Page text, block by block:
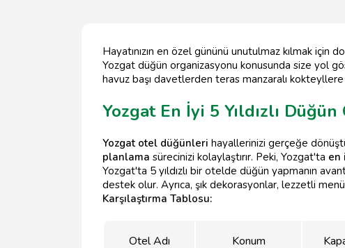
Hayatınızın en özel gününü unutulmaz kılmak
Yozgat düğün organizasyonu konusunda size yol
havuz başı davetlerden teras manzaralı
Yozgat En İyi 5 Yıldızlı
Yozgat otel düğünleri hayallerinizi gerçeğe
planlama sürecinizi kolaylaştırır. Peki, Yozgat'ta en
Yozgat'ta 5 yıldızlı bir otelde düğün yapmanın
destek olur. Ayrıca, şık dekorasyonlar, lezzetli
Karşılaştırma Tablosu:
Otel Adı Konum